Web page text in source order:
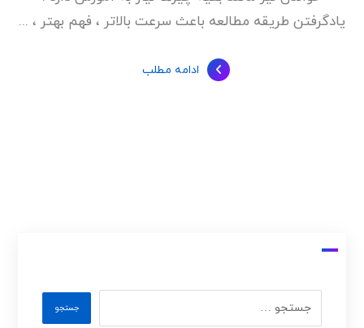
یادگرفتن طریقه مطالعه باعث سرعت بالاتر ، فهم بهتر ، ...
ادامه مطلب